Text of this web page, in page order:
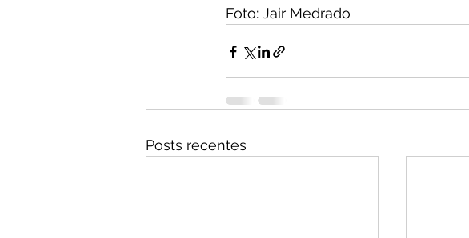
Foto: Jair Medrado
Posts recentes